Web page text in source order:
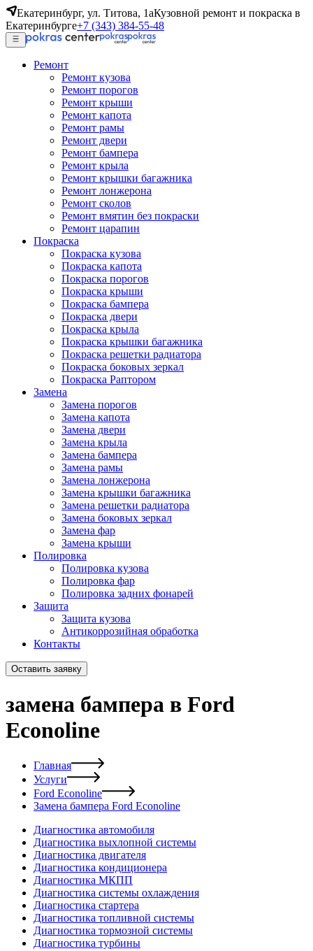
Екатеринбург, ул. Титова, 1аКузовной ремонт и покраска в
Екатеринбурге+7 (343) 384-55-48
Ремонт
Ремонт кузова
Ремонт порогов
Ремонт крыши
Ремонт капота
Ремонт рамы
Ремонт двери
Ремонт бампера
Ремонт крыла
Ремонт крышки багажника
Ремонт лонжерона
Ремонт сколов
Ремонт вмятин без покраски
Ремонт царапин
Покраска
Покраска кузова
Покраска капота
Покраска порогов
Покраска крыши
Покраска бампера
Покраска двери
Покраска крыла
Покраска крышки багажника
Покраска решетки радиатора
Покраска боковых зеркал
Покраска Раптором
Замена
Замена порогов
Замена капота
Замена двери
Замена крыла
Замена бампера
Замена рамы
Замена лонжерона
Замена крышки багажника
Замена решетки радиатора
Замена боковых зеркал
Замена фар
Замена крыши
Полировка
Полировка кузова
Полировка фар
Полировка задних фонарей
Защита
Защита кузова
Антикоррозийная обработка
Контакты
Оставить заявку
замена бампера в Ford
Econoline
Главная
Услуги
Ford Econoline
Замена бампера Ford Econoline
Диагностика автомобиля
Диагностика выхлопной системы
Диагностика двигателя
Диагностика кондиционера
Диагностика МКПП
Диагностика системы охлаждения
Диагностика стартера
Диагностика топливной системы
Диагностика тормозной системы
Диагностика турбины